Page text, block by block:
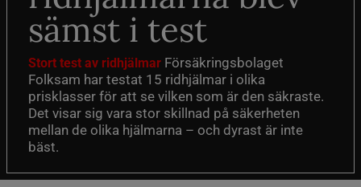
sämst i test
Stort test av ridhjälmar Försäkringsbolaget
Folksam har testat 15 ridhjälmar i olika
prisklasser för att se vilken som är den säkraste.
Det visar sig vara stor skillnad på säkerheten
mellan de olika hjälmarna – och dyrast är inte
bäst.